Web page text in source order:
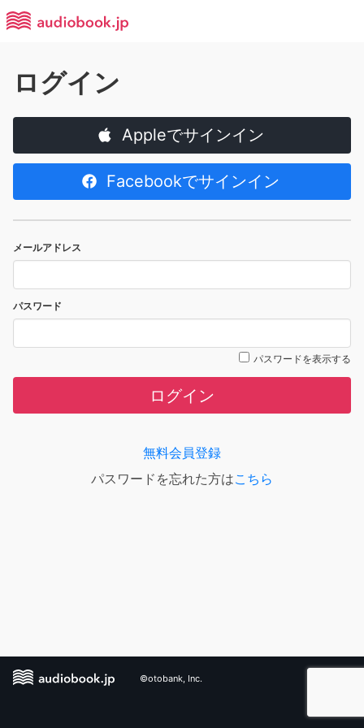
ログイン
Appleでサインイン
Facebookでサインイン
メールアドレス
パスワード
パスワードを表示する
ログイン
無料会員登録
パスワードを忘れた方はこちら
©otobank, Inc.